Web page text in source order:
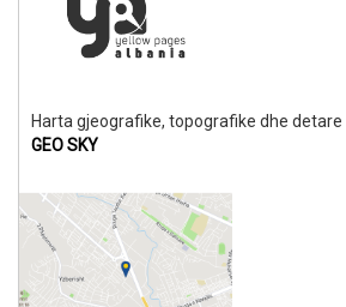
Harta gjeografike, topografike dhe detare
GEO SKY